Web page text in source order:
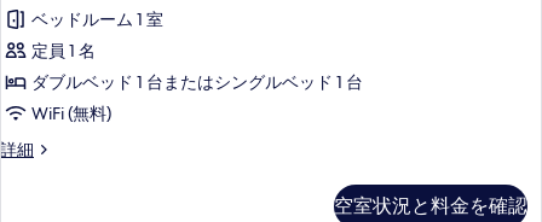
ベッドルーム 1 室
定員 1 名
ダブルベッド 1 台またはシングルベッド 1 台
WiFi (無料)
詳細
ダ
空室状況と料金を確認